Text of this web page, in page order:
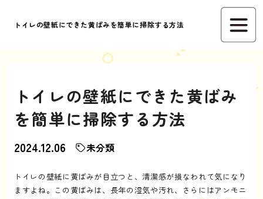
トイレの壁紙にできた黄ばみを簡単に掃除する方法
トイレの壁紙にできた黄ばみ
を簡単に掃除する方法
2024.12.06 未分類
トイレの壁紙に黄ばみが目立つと、清潔感が損なわれて気になり
ますよね。この黄ばみは、長年の湿気や汚れ、さらにはアンモニ